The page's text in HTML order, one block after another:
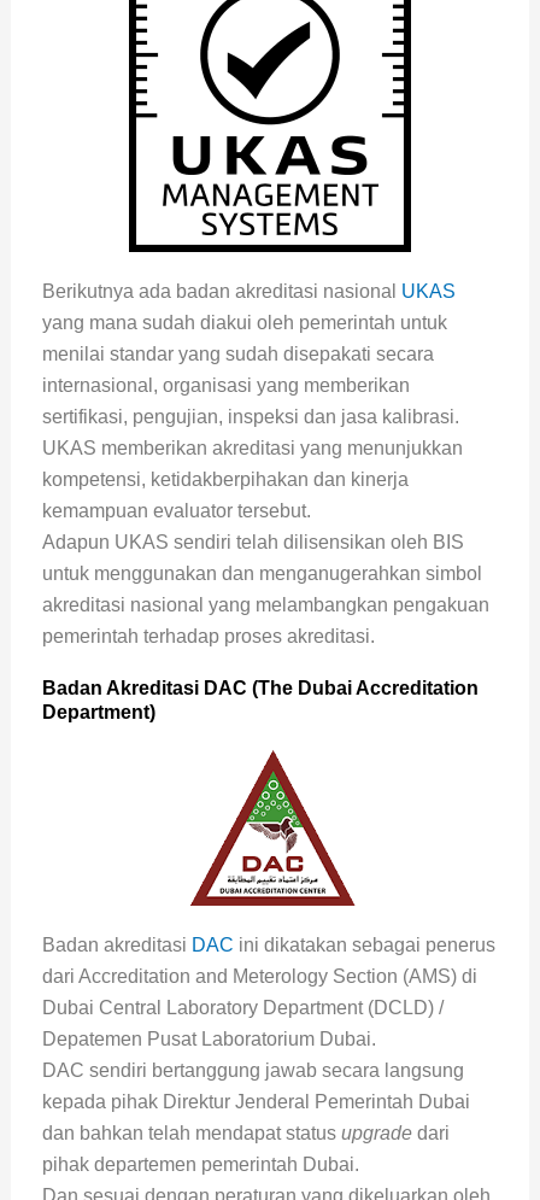
Berikutnya ada badan akreditasi nasional UKAS
yang mana sudah diakui oleh pemerintah untuk
menilai standar yang sudah disepakati secara
internasional, organisasi yang memberikan
sertifikasi, pengujian, inspeksi dan jasa kalibrasi.
UKAS memberikan akreditasi yang menunjukkan
kompetensi, ketidakberpihakan dan kinerja
kemampuan evaluator tersebut.
Adapun UKAS sendiri telah dilisensikan oleh BIS
untuk menggunakan dan menganugerahkan simbol
akreditasi nasional yang melambangkan pengakuan
pemerintah terhadap proses akreditasi.
Badan Akreditasi DAC (The Dubai Accreditation
Department)
Badan akreditasi DAC ini dikatakan sebagai penerus
dari Accreditation and Meterology Section (AMS) di
Dubai Central Laboratory Department (DCLD) /
Depatemen Pusat Laboratorium Dubai.
DAC sendiri bertanggung jawab secara langsung
kepada pihak Direktur Jenderal Pemerintah Dubai
dan bahkan telah mendapat status upgrade dari
pihak departemen pemerintah Dubai.
Dan sesuai dengan peraturan yang dikeluarkan oleh